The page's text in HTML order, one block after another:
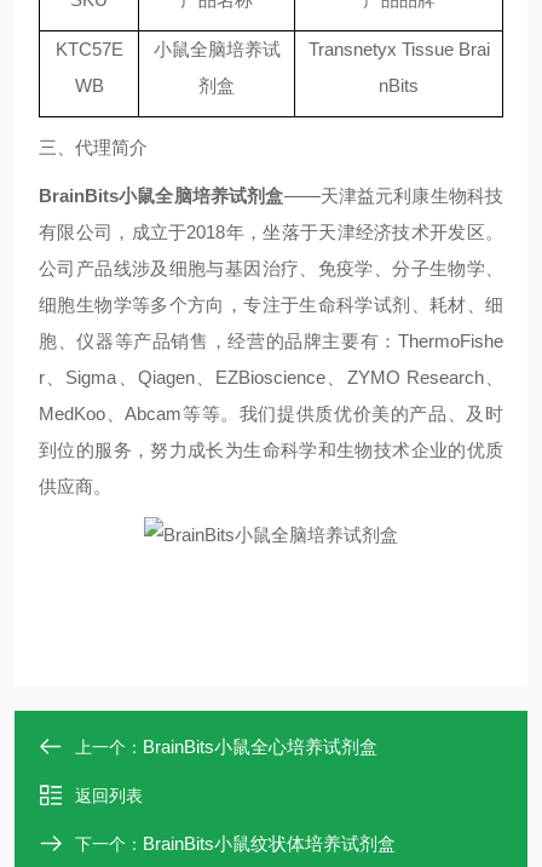
KTC57E
WB
小鼠全脑培养试
剂盒
Transnetyx Tissue Brai
nBits
三、 代理简介
BrainBits小鼠全脑培养试剂盒——天津益元利康生物科技
有限公司，成立于2018年，坐落于天津经济技术开发区。
公司产品线涉及细胞与基因治疗、免疫学、分子生物学、
细胞生物学等多个方向，专注于生命科学试剂、耗材、细
胞、仪器等产品销售，经营的品牌主要有： ThermoFishe
r
Sigma Qiagen、 EZBioscience ZYMO Research、
MedKoo 、Abcam等等。我们提供质优价美的产品、及时
到位的服务，努力成长为生命科学和生物技术企业的优质
供应商。
上一个： BrainBits小鼠全心培养试剂盒
返回列表
下一个： BrainBits小鼠纹状体培养试剂盒